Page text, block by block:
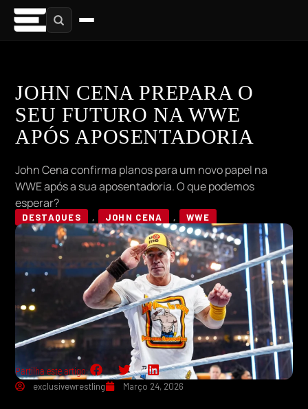
JOHN CENA PREPARA O
SEU FUTURO NA WWE
APÓS APOSENTADORIA
John Cena confirma planos para um novo papel na
WWE após a sua aposentadoria. O que podemos
esperar?
DESTAQUES , JOHN CENA , WWE
Partilha este artigo:
exclusivewrestling
Março 24, 2026